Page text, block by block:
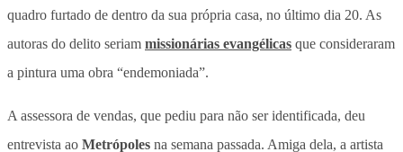
quadro furtado de dentro da sua própria casa, no último dia 20. As
autoras do delito seriam missionárias evangélicas que consideraram
a pintura uma obra “endemoniada”.
A assessora de vendas, que pediu para não ser identificada, deu
entrevista ao Metrópoles na semana passada. Amiga dela, a artista